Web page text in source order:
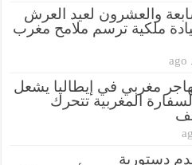
والعشرون لعيد العرش
ملكية ترسم ملامح مغرب
مغربي في إيطاليا يشعل
المغربية تتحرك
دستورية